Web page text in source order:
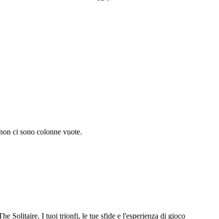
ci sono colonne vuote.
Solitaire. I tuoi trionfi, le tue sfide e l'esperienza di gioco